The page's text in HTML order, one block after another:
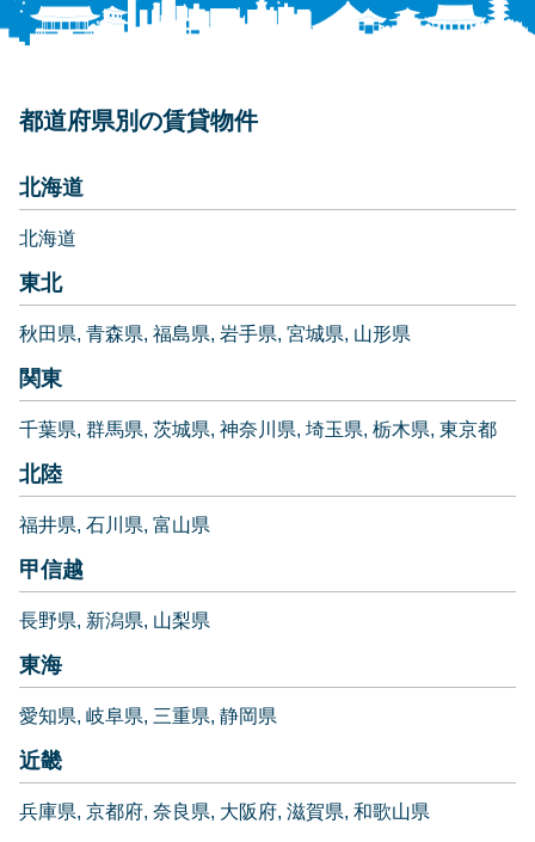
都道府県別の賃貸物件
北海道
北海道
東北
秋田県 青森県 福島県 岩手県 宮城県 山形県
関東
千葉県 群馬県 茨城県 神奈川県 埼玉県 栃木県 東京都
北陸
福井県 石川県 富山県
甲信越
長野県 新潟県 山梨県
東海
愛知県 岐阜県 三重県 静岡県
近畿
兵庫県 京都府 奈良県 大阪府 滋賀県 和歌山県